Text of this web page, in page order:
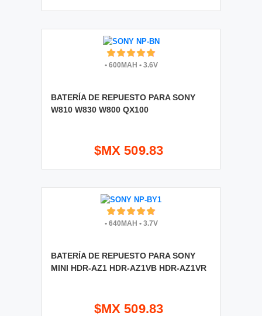
•600MAH •3.6V
BATERÍA DE REPUESTO PARA SONY
W810 W830 W800 QX100
$MX 509.83
•640MAH •3.7V
BATERÍA DE REPUESTO PARA SONY
MINI HDR-AZ1 HDR-AZ1VB HDR-AZ1VR
$MX 509.83